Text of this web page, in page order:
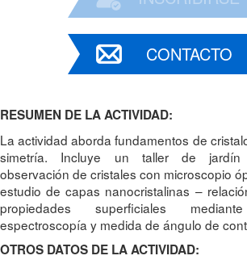
CONTACTO
RESUMEN DE LA ACTIVIDAD:
La actividad aborda fundamentos de
simetría. Incluye un taller de jardín
observación de cristales con microscopio
estudio de capas nanocristalinas –
propiedades superficiales
espectroscopía y medida de ángulo de
OTROS DATOS DE LA ACTIVIDAD: